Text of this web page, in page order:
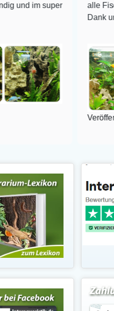
super
alle Fische haben
Dank und gerne
Veröffentlicht auf